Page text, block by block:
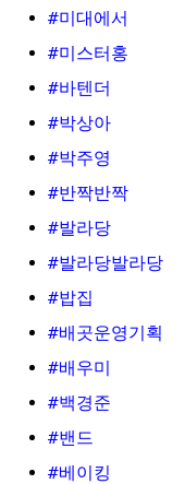
#미대에서
#미스터홍
#바텐더
#박상아
#박주영
#반짝반짝
#발라당
#발라당발라당
#밥집
#배곳운영기획
#배우미
#백경준
#밴드
#베이킹